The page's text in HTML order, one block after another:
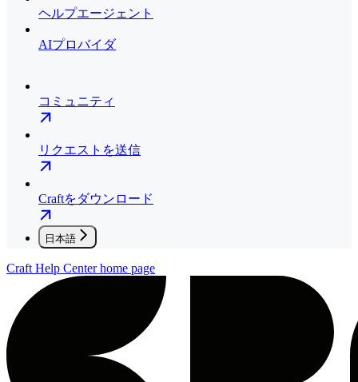
ヘルプエージェント
AIプロバイダ
コミュニティ
リクエストを送信
Craftをダウンロード
日本語
Craft Help Centerhome page